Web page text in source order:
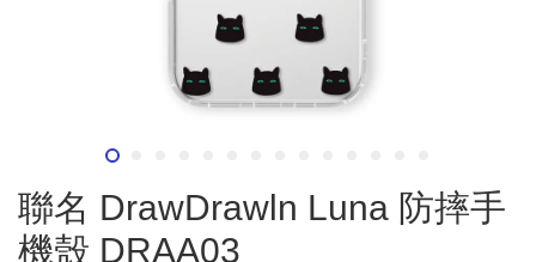
聯名 DrawDrawln Luna 防摔手
機殼 DRAA03